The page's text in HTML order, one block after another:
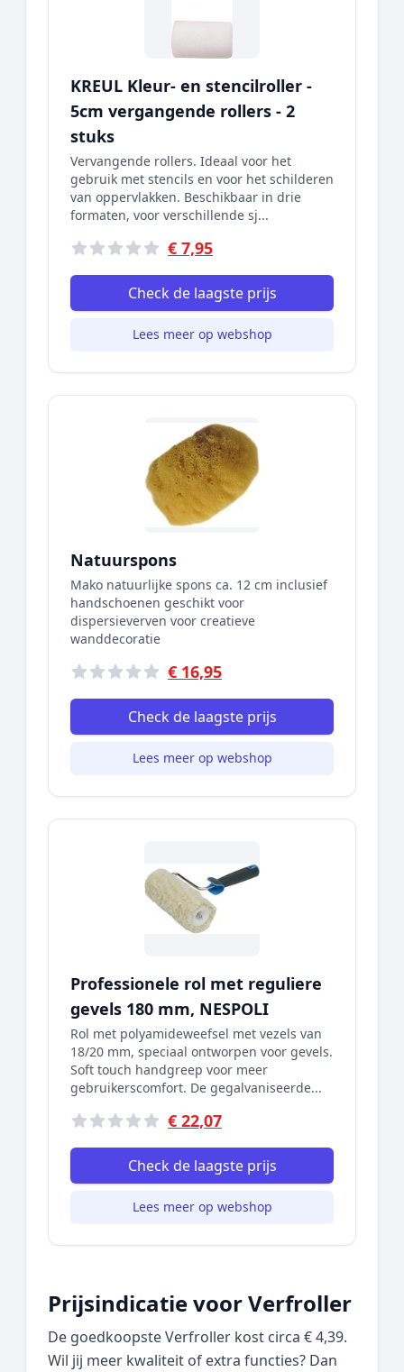
KREUL Kleur- en stencilroller -
5cm vergangende rollers - 2
stuks
Vervangende rollers. Ideaal voor het
gebruik met stencils en voor het schilderen
van oppervlakken. Beschikbaar in drie
formaten, voor verschillende sj...
€ 7,95
Check de laagste prijs
Lees meer op webshop
Natuurspons
Mako natuurlijke spons ca. 12 cm inclusief
handschoenen geschikt voor
dispersieverven voor creatieve
wanddecoratie
€ 16,95
Check de laagste prijs
Lees meer op webshop
Professionele rol met reguliere
gevels 180 mm, NESPOLI
Rol met polyamideweefsel met vezels van
18/20 mm, speciaal ontworpen voor gevels.
Soft touch handgreep voor meer
gebruikerscomfort. De gegalvaniseerde...
€ 22,07
Check de laagste prijs
Lees meer op webshop
Prijsindicatie voor Verfroller
De goedkoopste Verfroller kost circa € 4,39.
Wil jij meer kwaliteit of extra functies? Dan